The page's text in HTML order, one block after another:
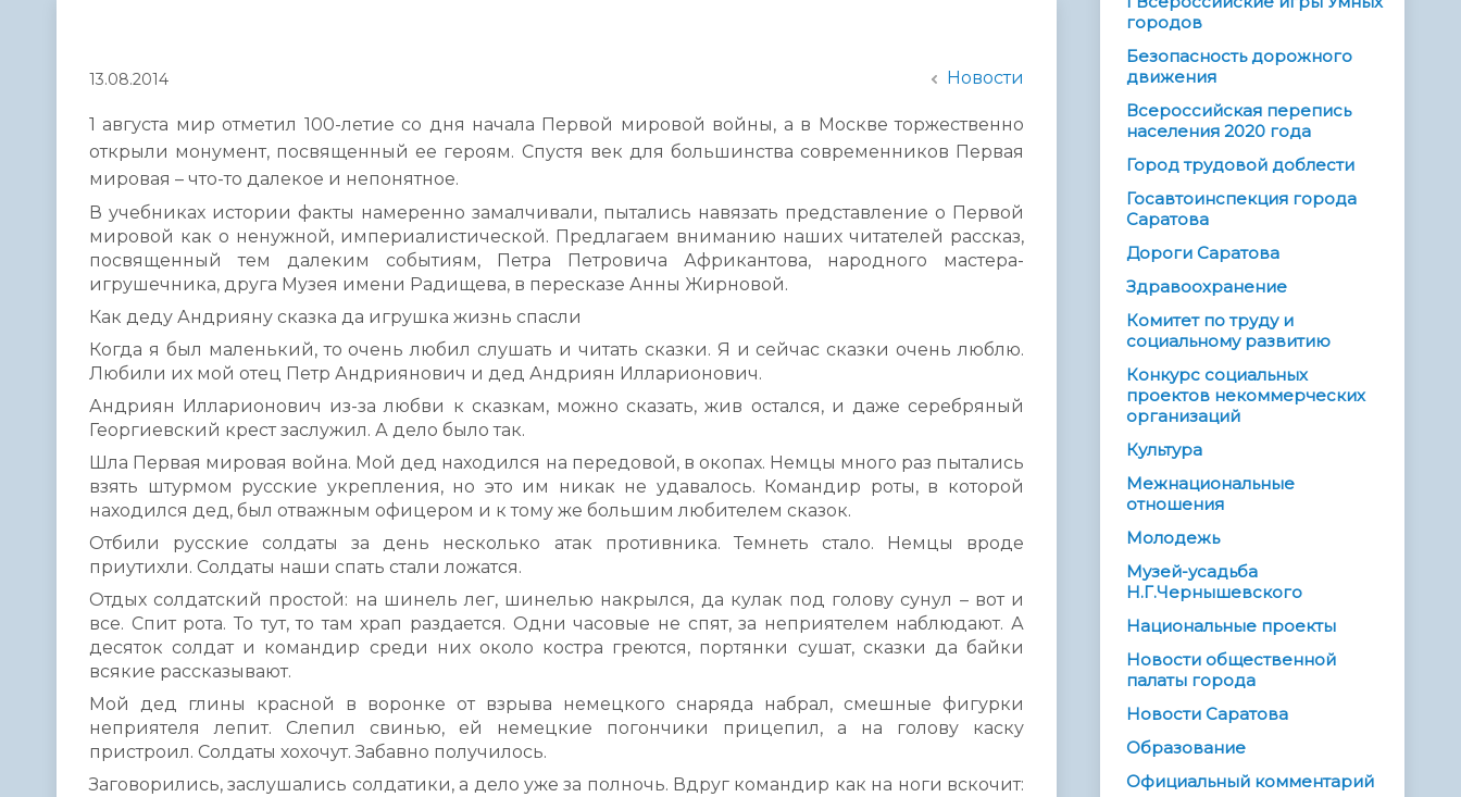
13.08.2014 Новости
1 августа мир отметил 100-летие со дня начала Первой мировой войны, а в Москве торжественно
открыли монумент, посвященный ее героям. Спустя век для большинства современников Первая
мировая – что-то далекое и непонятное.
В учебниках истории факты намеренно замалчивали, пытались навязать представление о Первой
мировой как о ненужной, империалистической. Предлагаем вниманию наших читателей рассказ,
посвященный тем далеким событиям, Петра Петровича Африкантова, народного мастера-
игрушечника, друга Музея имени Радищева, в пересказе Анны Жирновой.
Как деду Андрияну сказка да игрушка жизнь спасли
Когда я был маленький, то очень любил слушать и читать сказки. Я и сейчас сказки очень люблю.
Любили их мой отец Петр Андриянович и дед Андриян Илларионович.
Андриян Илларионович из-за любви к сказкам, можно сказать, жив остался, и даже серебряный
Георгиевский крест заслужил. А дело было так.
Шла Первая мировая война. Мой дед находился на передовой, в окопах. Немцы много раз пытались
взять штурмом русские укрепления, но это им никак не удавалось. Командир роты, в которой
находился дед, был отважным офицером и к тому же большим любителем сказок.
Отбили русские солдаты за день несколько атак противника. Темнеть стало. Немцы вроде
приутихли. Солдаты наши спать стали ложатся.
Отдых солдатский простой: на шинель лег, шинелью накрылся, да кулак под голову сунул – вот и
все. Спит рота. То тут, то там храп раздается. Одни часовые не спят, за неприятелем наблюдают. А
десяток солдат и командир среди них около костра греются, портянки сушат, сказки да байки
всякие рассказывают.
Мой дед глины красной в воронке от взрыва немецкого снаряда набрал, смешные фигурки
неприятеля лепит. Слепил свинью, ей немецкие погончики прицепил, а на голову каску
пристроил. Солдаты хохочут. Забавно получилось.
Заговорились, заслушались солдатики, а дело уже за полночь. Вдруг командир как на ноги вскочит:
городов
Безопасность дорожного
движения
Всероссийская перепись
населения 2020 года
Город трудовой доблести
Госавтоинспекция города
Саратова
Дороги Саратова
Здравоохранение
Комитет по труду и
социальному развитию
Конкурс социальных
проектов некоммерческих
организаций
Культура
Межнациональные
отношения
Молодежь
Музей-усадьба
Н.Г.Чернышевского
Национальные проекты
Новости общественной
палаты города
Новости Саратова
Образование
Официальный комментарий